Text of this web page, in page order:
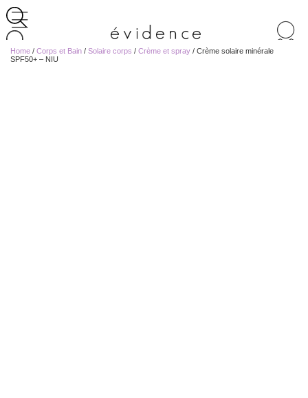
de
produits
Home / Corps et Bain / Solaire corps / Crème et spray / Crème solaire minérale
SPF50+ – NIU